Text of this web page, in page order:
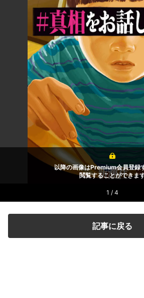
以降の画像はPremium会員登録
閲覧することができま
1 / 4
記事に戻る